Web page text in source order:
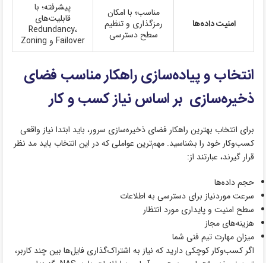
امنیت داده‌ها
مناسب؛ با امکان
رمزگذاری و تنظیم
سطح دسترسی
پیشرفته؛ با
قابلیت‌های
Redundancy،
Failover و Zoning
انتخاب و پیاده‌سازی راهکار مناسب فضای
ذخیره‌سازی بر اساس نیاز کسب و کار
برای انتخاب بهترین راهکار فضای ذخیره‌سازی سرور، باید ابتدا نیاز واقعی
کسب‌وکار خود را بشناسید. مهم‌ترین عواملی که در این انتخاب باید مد نظر
قرار گیرند، عبارتند از:
حجم داده‌ها
سرعت موردنیاز برای دسترسی به اطلاعات
سطح امنیت و پایداری مورد انتظار
هزینه‌های مجاز
میزان مهارت تیم فنی شما
اگر کسب‌وکار کوچکی دارید که نیاز به اشتراک‌گذاری فایل‌ها بین چند کاربر،